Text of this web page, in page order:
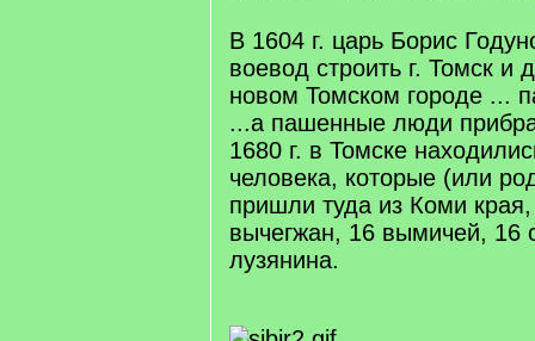
В 1604 г. царь Борис
воевод строить г. Томск и
новом Томском городе ...
...а пашенные люди
1680 г. в Томске
человека, которые (или
пришли туда из Коми
вычегжан, 16 вымичей, 16
лузянина.